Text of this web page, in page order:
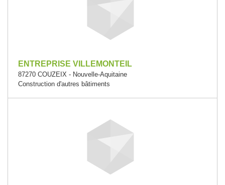
ENTREPRISE VILLEMONTEIL
87270 COUZEIX - Nouvelle-Aquitaine
Construction d'autres bâtiments